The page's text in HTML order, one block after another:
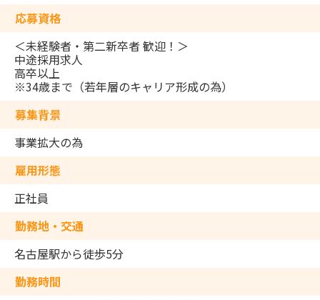
応募資格
＜未経験者・第⼆新卒者 歓迎！＞
中途採用求人
高卒以上
※34歳まで（若年層のキャリア形成の為）
募集背景
事業拡大の為
雇用形態
正社員
勤務地・交通
名古屋駅から徒歩5分
勤務時間